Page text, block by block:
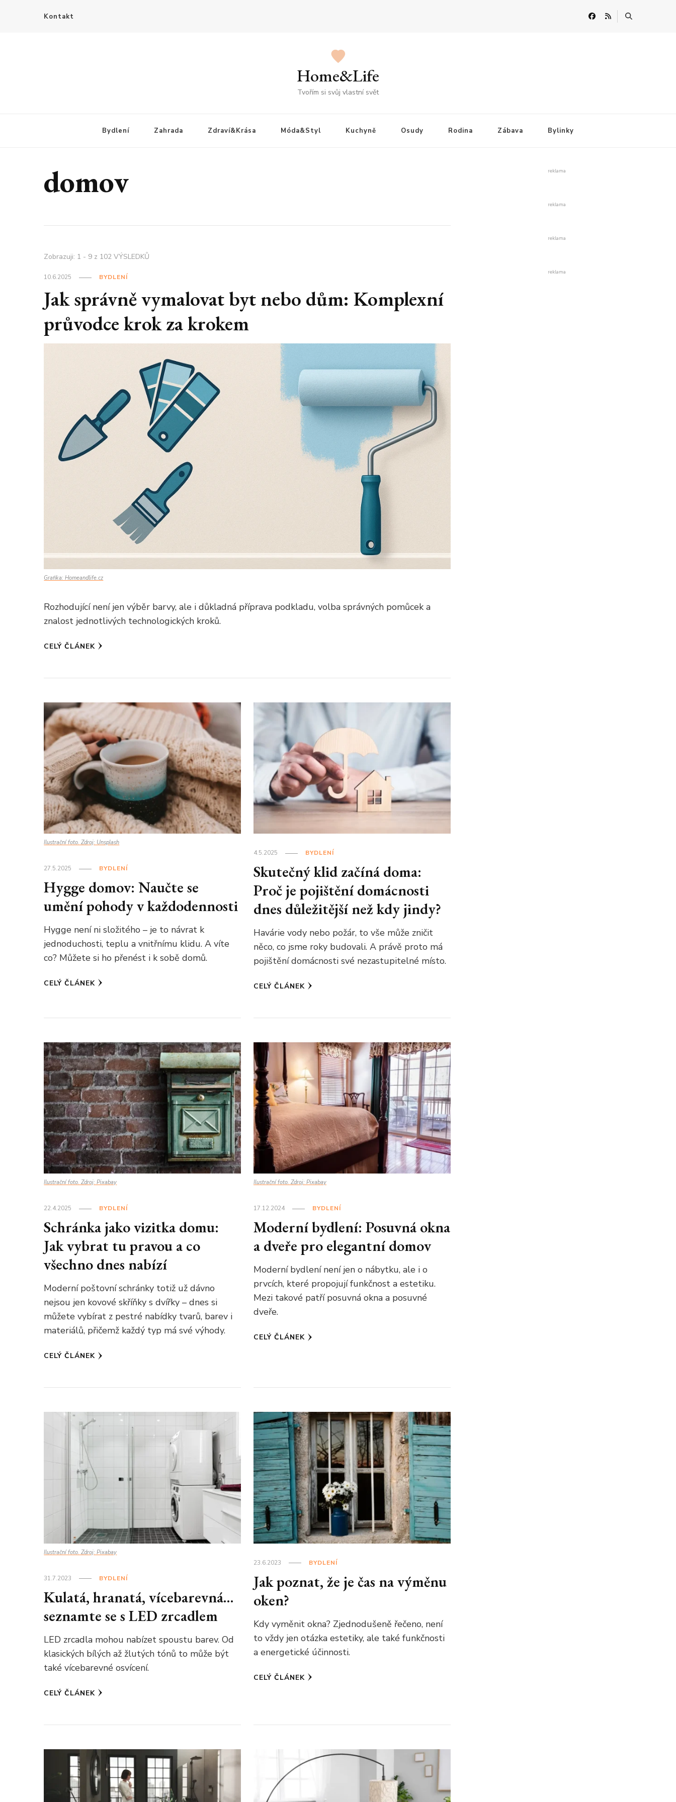
Kontakt
Home&Life
Tvořím si svůj vlastní svět
Bydlení Zahrada Zdraví&Krása Móda&Styl Kuchyně Osudy Rodina Zábava Bylinky
domov
Zobrazuji: 1 - 9 z 102 VÝSLEDKŮ
10.6.2025 BYDLENÍ
Jak správně vymalovat byt nebo dům: Komplexní
průvodce krok za krokem
Grafika: Homeandlife.cz
Rozhodující není jen výběr barvy, ale i důkladná příprava podkladu, volba správných pomůcek a
znalost jednotlivých technologických kroků.
CELÝ ČLÁNEK
Ilustrační foto. Zdroj: Unsplash
27.5.2025 BYDLENÍ
Hygge domov: Naučte se
umění pohody v každodennosti
Hygge není ni složitého – je to návrat k
jednoduchosti, teplu a vnitřnímu klidu. A víte
co? Můžete si ho přenést i k sobě domů.
CELÝ ČLÁNEK
4.5.2025 BYDLENÍ
Skutečný klid začíná doma:
Proč je pojištění domácnosti
dnes důležitější než kdy jindy?
Havárie vody nebo požár, to vše může zničit
něco, co jsme roky budovali. A právě proto má
pojištění domácnosti své nezastupitelné místo.
CELÝ ČLÁNEK
Ilustrační foto. Zdroj: Pixabay
22.4.2025 BYDLENÍ
Schránka jako vizitka domu:
Jak vybrat tu pravou a co
všechno dnes nabízí
Moderní poštovní schránky totiž už dávno
nejsou jen kovové skříňky s dvířky – dnes si
můžete vybírat z pestré nabídky tvarů, barev i
materiálů, přičemž každý typ má své výhody.
CELÝ ČLÁNEK
Ilustrační foto. Zdroj: Pixabay
17.12.2024 BYDLENÍ
Moderní bydlení: Posuvná okna
a dveře pro elegantní domov
Moderní bydlení není jen o nábytku, ale i o
prvcích, které propojují funkčnost a estetiku.
Mezi takové patří posuvná okna a posuvné
dveře.
CELÝ ČLÁNEK
Ilustrační foto. Zdroj: Pixabay
31.7.2023 BYDLENÍ
Kulatá, hranatá, vícebarevná…
seznamte se s LED zrcadlem
LED zrcadla mohou nabízet spoustu barev. Od
klasických bílých až žlutých tónů to může být
také vícebarevné osvícení.
CELÝ ČLÁNEK
23.6.2023 BYDLENÍ
Jak poznat, že je čas na výměnu
oken?
Kdy vyměnit okna? Zjednodušeně řečeno, není
to vždy jen otázka estetiky, ale také funkčnosti
a energetické účinnosti.
CELÝ ČLÁNEK
reklama
reklama
reklama
reklama